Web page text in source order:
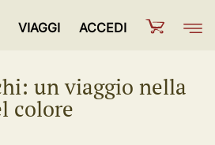
VIAGGI ACCEDI
un viaggio nella
colore